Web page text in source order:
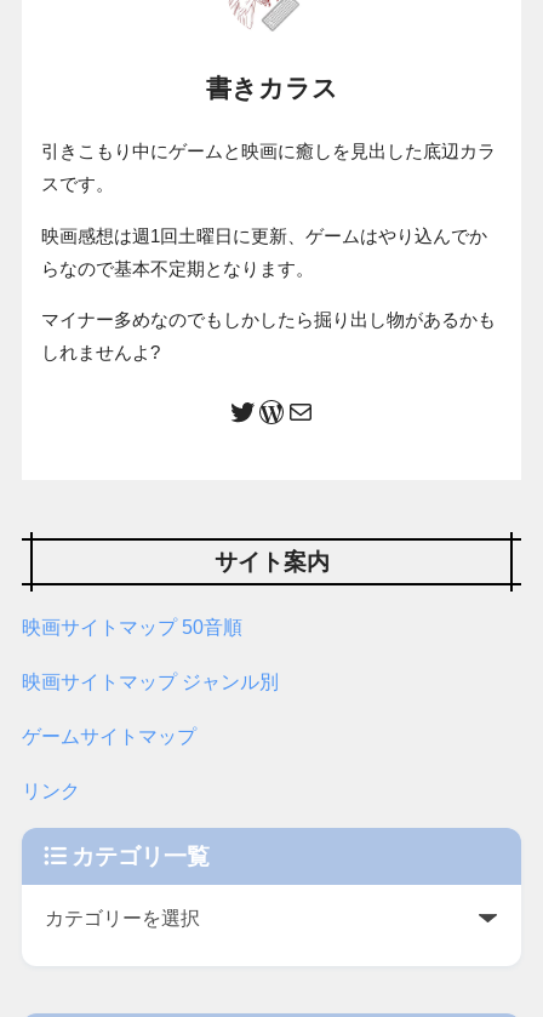
書きカラス
引きこもり中にゲームと映画に癒しを見出した底辺カラ
スです。
映画感想は週1回土曜日に更新、ゲームはやり込んでか
らなので基本不定期となります。
マイナー多めなのでもしかしたら掘り出し物があるかも
しれませんよ?
サイト案内
映画サイトマップ 50音順
映画サイトマップ ジャンル別
ゲームサイトマップ
リンク
カテゴリ一覧